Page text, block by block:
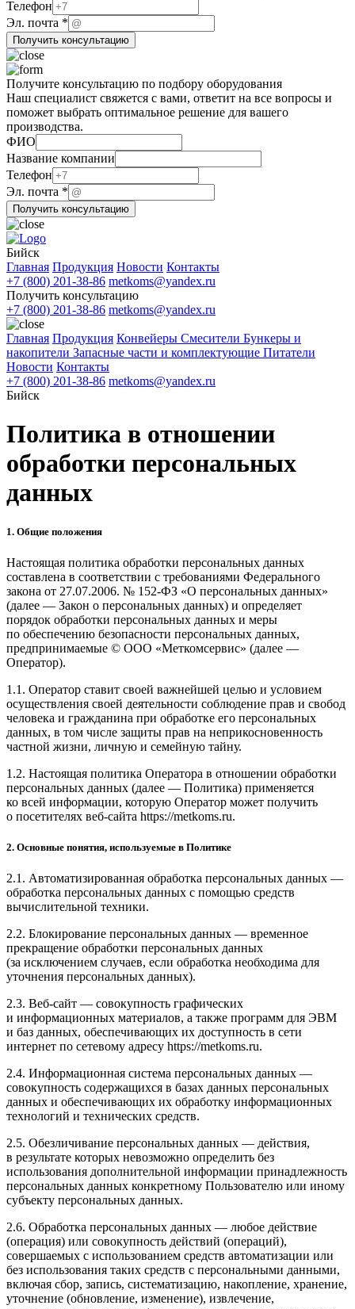
Телефон
Телефон
почта
Эл.
Эл. почта *
Получить консультацию
Получите консультацию по подбору оборудования
Наш специалист свяжется с вами, ответит на все вопросы и
поможет выбрать оптимальное решение для вашего
производства.
ФИО
Название компании
Название
Телефон
компании
Телефон
Эл. почта *
Получить консультацию
Бийск
Главная Продукция Новости Контакты
+7 (800) 201-38-86 metkoms@yandex.ru
Получить консультацию
+7 (800) 201-38-86 metkoms@yandex.ru
Главная Продукция Конвейеры Смесители Бункеры и
накопители Запасные части и комплектующие Питатели
Новости Контакты
+7 (800) 201-38-86 metkoms@yandex.ru
Бийск
Политика в отношении
обработки персональных
данных
1. Общие положения
Настоящая политика обработки персональных данных
составлена в соответствии с требованиями Федерального
закона от 27.07.2006. № 152-ФЗ «О персональных данных»
(далее — Закон о персональных данных) и определяет
порядок обработки персональных данных и меры
по обеспечению безопасности персональных данных,
предпринимаемые © ООО «Меткомсервис» (далее —
Оператор).
1.1. Оператор ставит своей важнейшей целью и условием
осуществления своей деятельности соблюдение прав и свобод
человека и гражданина при обработке его персональных
данных, в том числе защиты прав на неприкосновенность
частной жизни, личную и семейную тайну.
1.2. Настоящая политика Оператора в отношении обработки
персональных данных (далее — Политика) применяется
ко всей информации, которую Оператор может получить
о посетителях веб-сайта https://metkoms.ru.
2. Основные понятия, используемые в Политике
2.1. Автоматизированная обработка персональных данных —
обработка персональных данных с помощью средств
вычислительной техники.
2.2. Блокирование персональных данных — временное
прекращение обработки персональных данных
(за исключением случаев, если обработка необходима для
уточнения персональных данных).
2.3. Веб-сайт — совокупность графических
и информационных материалов, а также программ для ЭВМ
и баз данных, обеспечивающих их доступность в сети
интернет по сетевому адресу https://metkoms.ru.
2.4. Информационная система персональных данных —
совокупность содержащихся в базах данных персональных
данных и обеспечивающих их обработку информационных
технологий и технических средств.
2.5. Обезличивание персональных данных — действия,
в результате которых невозможно определить без
использования дополнительной информации принадлежность
персональных данных конкретному Пользователю или иному
субъекту персональных данных.
2.6. Обработка персональных данных — любое действие
(операция) или совокупность действий (операций),
совершаемых с использованием средств автоматизации или
без использования таких средств с персональными данными,
включая сбор, запись, систематизацию, накопление, хранение,
уточнение (обновление, изменение), извлечение,